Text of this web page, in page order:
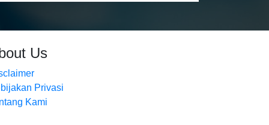
Us
Privasi
Kami